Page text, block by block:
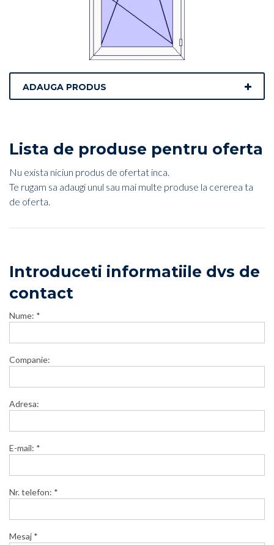
ADAUGA PRODUS
Lista de produse pentru oferta
Nu exista niciun produs de ofertat inca.
Te rugam sa adaugi unul sau mai multe produse la cererea ta
de oferta.
Introduceti informatiile dvs de
contact
Nume: *
Companie:
Adresa:
E-mail: *
Nr. telefon: *
Mesaj *